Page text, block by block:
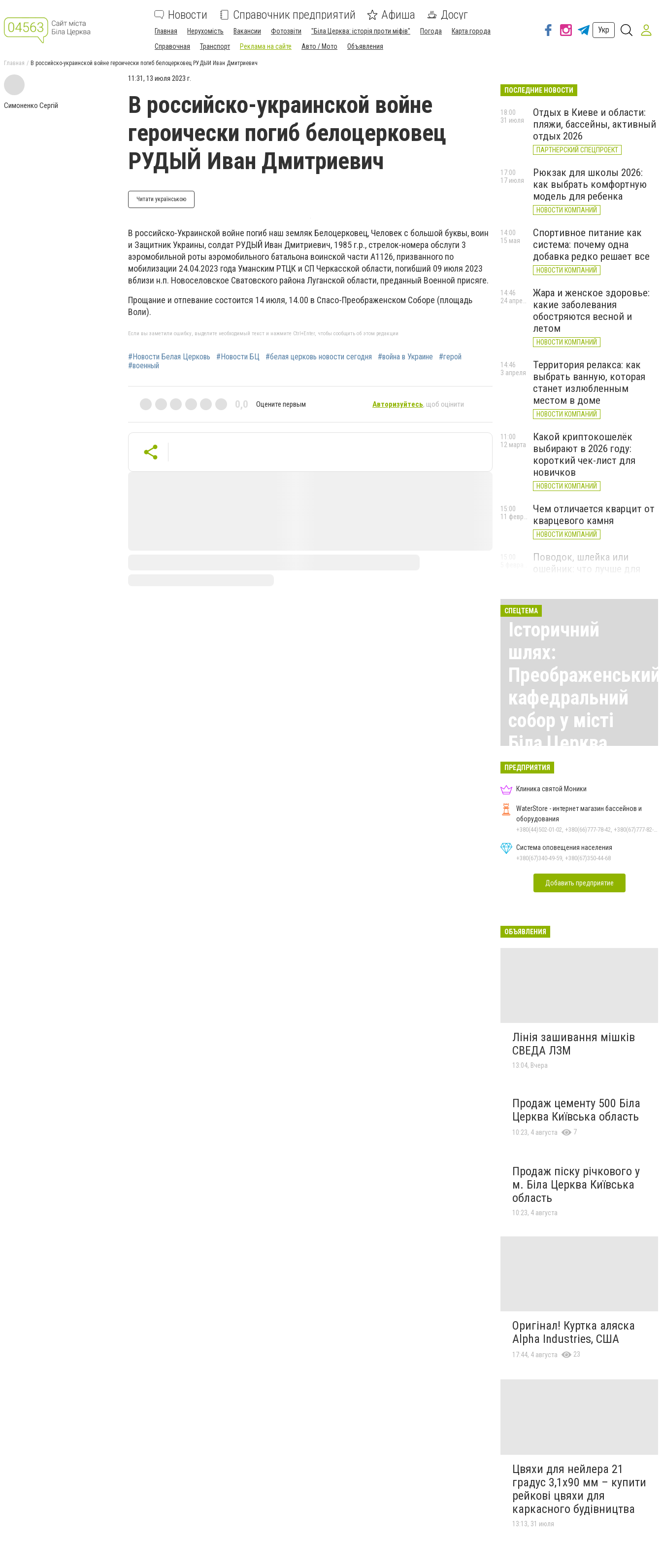
Новости Справочник предприятий Афиша Досуг
Главная Нерухомість Вакансии Фотозвіти "Біла Церква: історія проти міфів" Погода
Карта города
Справочная
Транспорт Реклама на сайте Авто / Мото Объявления
Укр
Главная В российско-украинской войне героически погиб белоцерковец РУДЫЙ Иван Дмитриевич
Симоненко Сергій
11:31, 13 июля 2023 г.
В российско-украинской войне
героически погиб белоцерковец
РУДЫЙ Иван Дмитриевич
Читати українською
В российско-Украинской войне погиб наш земляк Белоцерковец, Человек с большой буквы, воин
и Защитник Украины, солдат РУДЫЙ Иван Дмитриевич, 1985 г.р., стрелок-номера обслуги 3
аэромобильной роты аэромобильного батальона воинской части А1126, призванного по
мобилизации 24.04.2023 года Уманским РТЦК и СП Черкасской области, погибший 09 июля 2023
вблизи н.п. Новоселовское Сватовского района Луганской области, преданный Военной присяге.
Прощание и отпевание состоится 14 июля, 14.00 в Спасо-Преображенском Соборе (площадь
Воли).
Если вы заметили ошибку, выделите необходимый текст и нажмите Ctrl+Enter, чтобы сообщить об этом редакции
#Новости Белая Церковь #Новости БЦ #белая церковь новости сегодня #война в Украине
#герой
#военный
0,0 Оцените первым Авторизуйтесь, щоб оцінити
ПОСЛЕДНИЕ НОВОСТИ
Отдых в Киеве и области:
пляжи, бассейны, активный
отдых 2026
ПАРТНЕРСКИЙ СПЕЦПРОЕКТ
18:00
31 июля
Рюкзак для школы 2026:
как выбрать комфортную
модель для ребенка
НОВОСТИ КОМПАНИЙ
17:00
17 июля
Спортивное питание как
система: почему одна
добавка редко решает все
НОВОСТИ КОМПАНИЙ
14:00
15 мая
Жара и женское здоровье:
какие заболевания
обостряются весной и
летом
НОВОСТИ КОМПАНИЙ
14:46
Территория релакса: как
выбрать ванную, которая
станет излюбленным
местом в доме
НОВОСТИ КОМПАНИЙ
14:46
3 апреля
Какой криптокошелёк
выбирают в 2026 году:
короткий чек-лист для
новичков
НОВОСТИ КОМПАНИЙ
11:00
12 марта
Чем отличается кварцит от
кварцевого камня
НОВОСТИ КОМПАНИЙ
15:00
Поводок, шлейка или
ошейник: что лучше для
15:00
СПЕЦТЕМА
Історичний
шлях:
Преображенський
кафедральний
собор у місті
Біла Церква
Все материалы здесь
ПРЕДПРИЯТИЯ
Клиника святой Моники
WaterStore - интернет магазин бассейнов и
оборудования
Система оповещения населения
+380(67)340-49-59, +380(67)350-44-68
Добавить предприятие
ОБЪЯВЛЕНИЯ
Лінія зашивання мішків
СВЕДА ЛЗМ
13:04, Вчера
Продаж цементу 500 Біла
Церква Київська область
10:23, 4 августа 7
Продаж піску річкового у
м. Біла Церква Київська
область
10:23, 4 августа
Оригінал! Куртка аляска
Alpha Industries, США
17:44, 4 августа 23
Цвяхи для нейлера 21
градус 3,1х90 мм – купити
рейкові цвяхи для
каркасного будівництва
13:13, 31 июля